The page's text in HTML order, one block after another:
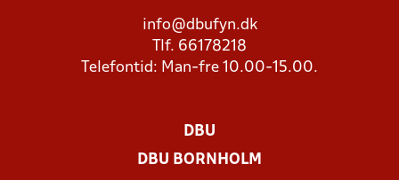
info@dbufyn.dk
Tlf. 66178218
Telefontid: Man-fre 10.00-15.00.
DBU
DBU BORNHOLM